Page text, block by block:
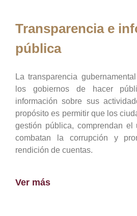
Transparencia e
pública
La transparencia
los gobiernos de hacer
información sobre sus
propósito es permitir que los
gestión pública, comprendan el
combatan la corrupción y
rendición de cuentas.
Ver más